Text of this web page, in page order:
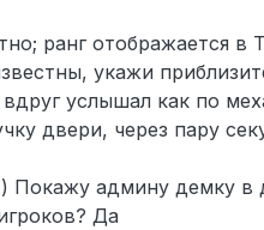
ранг отображается в
укажи
услышал как по
двери, через пару
Покажу админу демку в
Да